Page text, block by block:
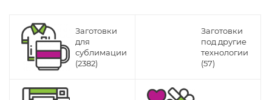
Заготовки
для
сублимации
(2382)
Заготовки
под другие
технологии
(57)